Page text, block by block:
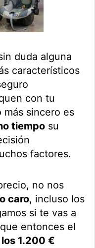
duda alguna
característicos
con tu
más sincero es
tiempo su
factores.
no nos
caro, incluso los
si te vas a
entonces el
1.200 €